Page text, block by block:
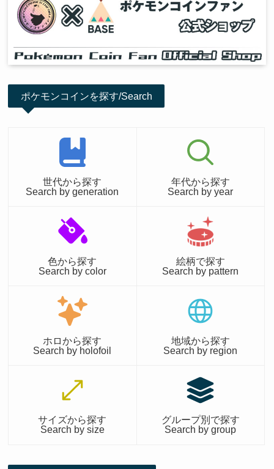
ポケモンコインを探す/Search
世代から探す
Search by generation
年代から探す
Search by year
色から探す
Search by color
絵柄で探す
Search by pattern
ホロから探す
Search by holofoil
地域から探す
Search by region
サイズから探す
Search by size
グループ別で探す
Search by group